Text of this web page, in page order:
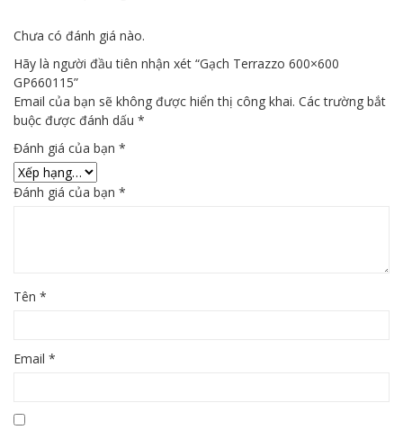
Chưa có đánh giá nào.
Hãy là người đầu tiên nhận xét “Gạch Terrazzo 600×600
GP660115”
Email của bạn sẽ không được hiển thị công khai. Các trường bắt
buộc được đánh dấu *
Đánh giá của bạn *
Đánh giá của bạn *
Tên *
Email *